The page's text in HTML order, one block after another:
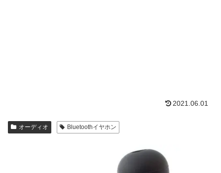
2021.06.01
オーディオ Bluetoothイヤホン